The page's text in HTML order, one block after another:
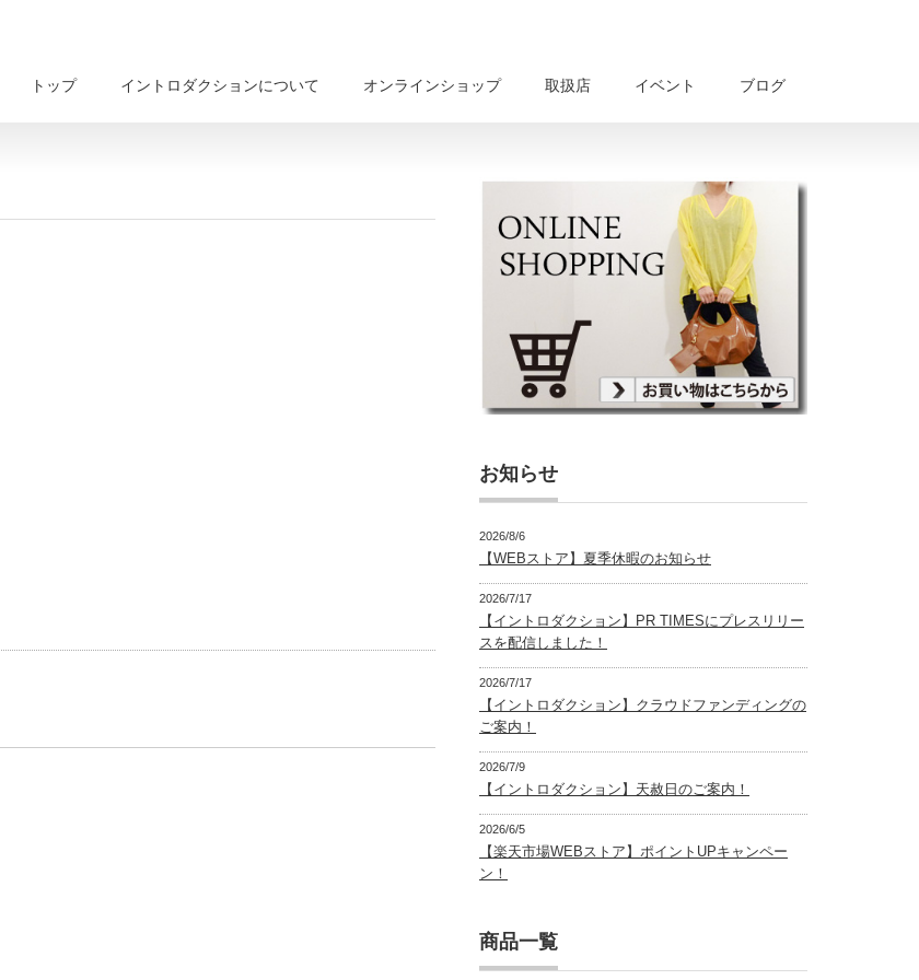
トップ イントロダクションについて オンラインショップ 取扱店 イベント ブログ
お知らせ
2026/8/6
【WEBストア】夏季休暇のお知らせ
2026/7/17
【イントロダクション】PR TIMESにプレスリリー
スを配信しました！
2026/7/17
【イントロダクション】クラウドファンディングの
ご案内！
2026/7/9
【イントロダクション】天赦日のご案内！
2026/6/5
【楽天市場WEBストア】ポイントUPキャンペー
ン！
商品一覧